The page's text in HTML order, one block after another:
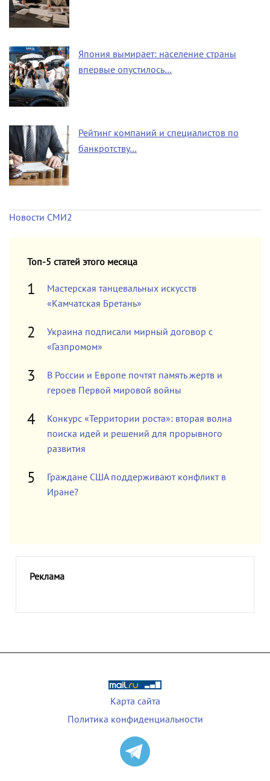
Япония вымирает: население страны
впервые опустилось…
Рейтинг компаний и специалистов по
банкротству…
Новости СМИ2
Топ-5 статей этого месяца
Мастерская танцевальных искусств
«Камчатская Бретань»
Украина подписали мирный договор с
«Газпромом»
В России и Европе почтят память жертв и
героев Первой мировой войны
Конкурс «Территории роста»: вторая волна
поиска идей и решений для прорывного
развития
Граждане США поддерживают конфликт в
Иране?
Реклама
Карта сайта
Политика конфиденциальности